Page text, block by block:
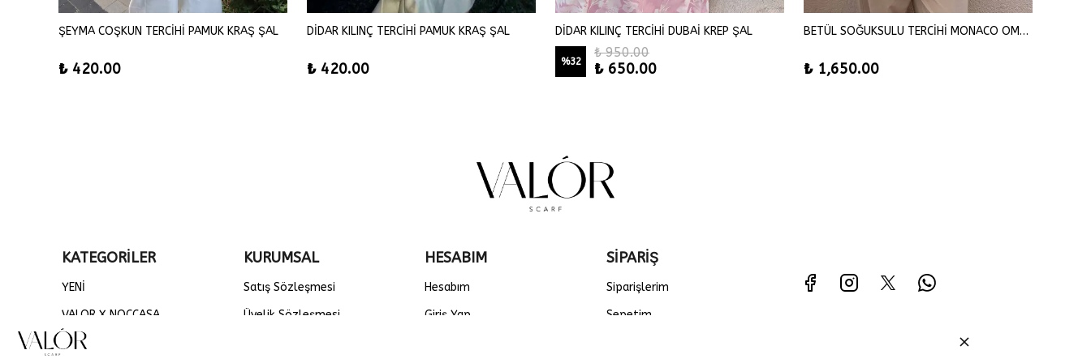
ŞEYMA COŞKUN TERCİHİ PAMUK KRAŞ ŞAL
₺ 420.00
DİDAR KILINÇ TERCİHİ PAMUK KRAŞ ŞAL
₺ 420.00
DİDAR KILINÇ TERCİHİ DUBAİ KREP ŞAL
%32
₺ 950.00
₺ 650.00
BETÜL SOĞUKSULU TERCİHİ MONACO OMUZ ŞAL
₺ 1,650.00
KATEGORİLER
YENİ
VALOR X NOCCASA
DÜZ ŞALLAR
KURUMSAL
Satış Sözleşmesi
Üyelik Sözleşmesi
HESABIM
Hesabım
Giriş Yap
SİPARİŞ
Siparişlerim
Sepetim